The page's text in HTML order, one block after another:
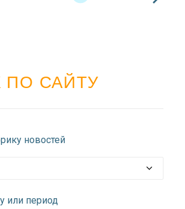
ПО САЙТУ
новостей
или период